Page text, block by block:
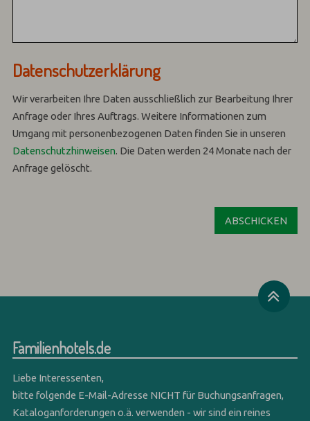
Datenschutzerklärung
Wir verarbeiten Ihre Daten ausschließlich zur Bearbeitung Ihrer
Anfrage oder Ihres Auftrags.Weitere Informationen zum
Umgang mit personenbezogenen Daten finden Sie in unseren
Datenschutzhinweisen. Die Daten werden 24 Monate nach der
Anfrage gelöscht.
Familienhotels.de
Liebe Interessenten,
bitte folgende E-Mail-Adresse NICHT für Buchungsanfragen,
Kataloganforderungen o.ä. verwenden - wir sind ein reines